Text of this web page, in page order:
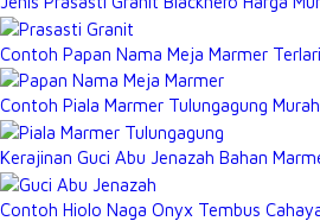
Contoh Papan Nama Meja Marmer
Contoh Piala Marmer Tulungagung
Kerajinan Guci Abu Jenazah Bahan
Contoh Hiolo Naga Onyx Tembus